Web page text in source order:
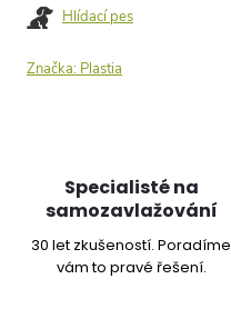
Hlídací pes
Značka: Plastia
Specialisté na
samozavlažování
30 let zkušeností. Poradíme
vám to pravé řešení.